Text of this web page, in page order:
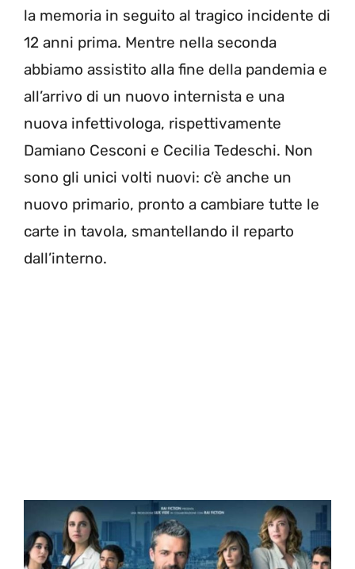
la memoria in seguito al tragico incidente di
12 anni prima. Mentre nella seconda
abbiamo assistito alla fine della pandemia e
all’arrivo di un nuovo internista e una
nuova infettivologa, rispettivamente
Damiano Cesconi e Cecilia Tedeschi. Non
sono gli unici volti nuovi: c’è anche un
nuovo primario, pronto a cambiare tutte le
carte in tavola, smantellando il reparto
dall’interno.